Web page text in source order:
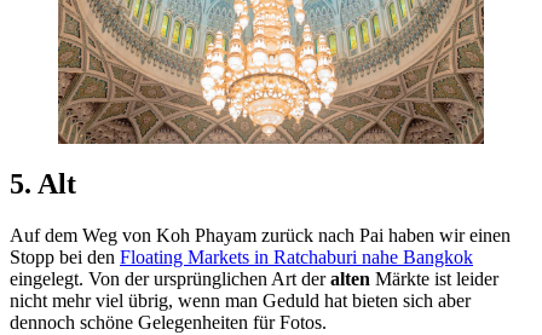
5. Alt
Auf dem Weg von Koh Phayam zurück nach Pai haben wir einen
Stopp bei den Floating Markets in Ratchaburi nahe Bangkok
eingelegt. Von der ursprünglichen Art deralten Märkte ist leider
nicht mehr viel übrig, wenn man Geduld hat bieten sich aber
dennoch schöne Gelegenheiten für Fotos.